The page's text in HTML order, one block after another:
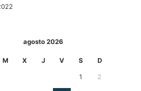
agosto 2026
M X J V S D
1 2